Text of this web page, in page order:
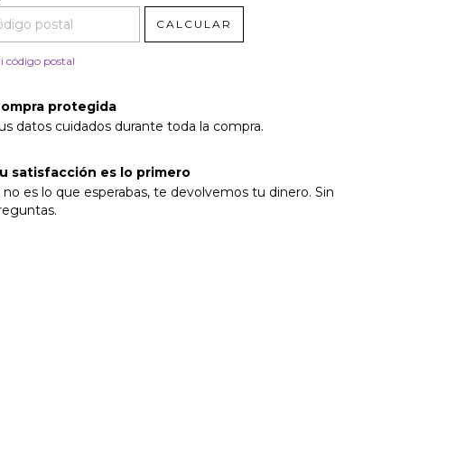
para el CP:
de envío
CALCULAR
protegida
satisfacción es lo primero
no es lo que esperabas, te devolvemos tu dinero. Sin